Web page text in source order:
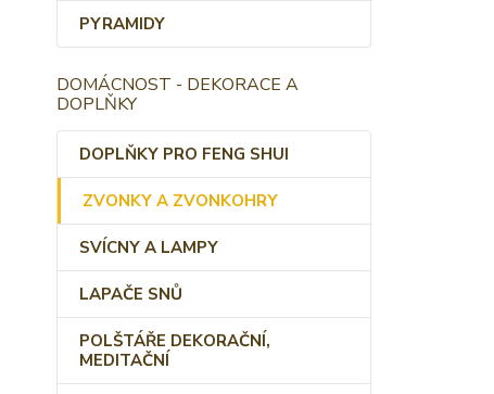
PYRAMIDY
DOMÁCNOST - DEKORACE A
DOPLŇKY
DOPLŇKY PRO FENG SHUI
ZVONKY A ZVONKOHRY
SVÍCNY A LAMPY
LAPAČE SNŮ
POLŠTÁŘE DEKORAČNÍ,
MEDITAČNÍ